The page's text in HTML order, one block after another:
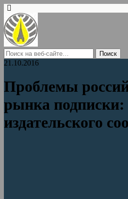
21.10.2016
Проблемы
рынка подписки:
издательского